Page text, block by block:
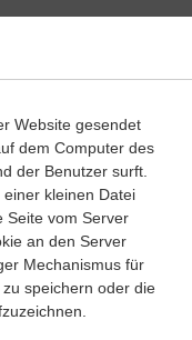
und
allen vielzelligen
Website gesendet
dem Computer des
der Benutzer surft.
kleinen Datei
Seite vom Server
an den Server
Mechanismus für
speichern oder die